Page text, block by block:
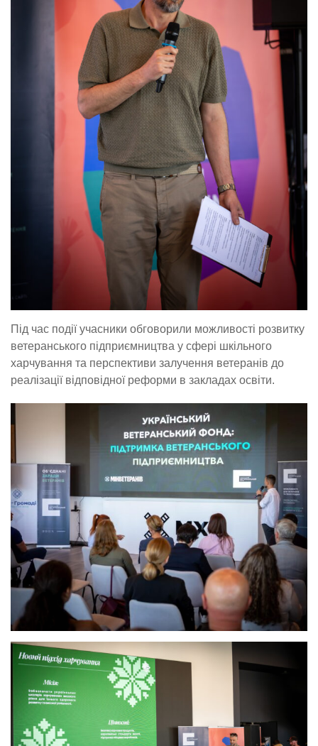
Під час події учасники обговорили можливості розвитку
ветеранського підприємництва у сфері шкільного
харчування та перспективи залучення ветеранів до
реалізації відповідної реформи в закладах освіти.